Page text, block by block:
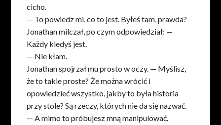
cicho.
— To powiedz mi, co to jest. Byłeś tam, prawda?
Jonathan milczał, po czym odpowiedział: —
Każdy kiedyś jest.
— Nie kłam.
Jonathan spojrzał mu prosto w oczy. — Myślisz,
że to takie proste? Że można wrócić i
opowiedzieć wszystko, jakby to była historia
przy stole? Są rzeczy, których nie da się nazwać.
— A mimo to próbujesz mną manipulować.